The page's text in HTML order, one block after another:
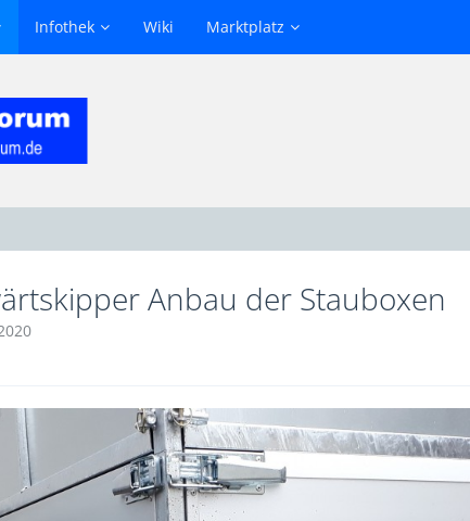
Infothek Wiki Marktplatz
Anbau der Stauboxen